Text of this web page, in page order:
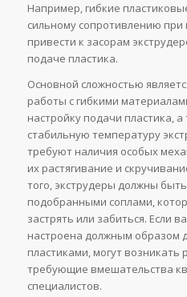
Например, гибкие
сильному сопротивлению
привести к засорам
подаче пластика.
Основной сложностью
работы с гибкими
настройку подачи пластика,
стабильную температуру
требуют наличия особых
их растягивание и
того, экструдеры должны
подобранными соплами,
застрять или забиться. Если
настроена должным образом
пластиками, могут
требующие вмешательства
специалистов.